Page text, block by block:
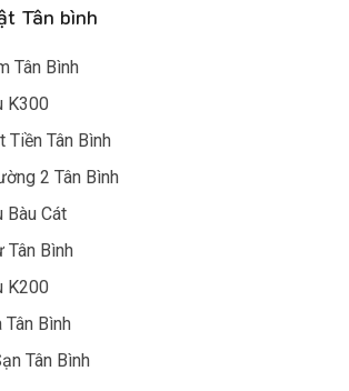
Tân bình
Tân Bình
K300
Tiền Tân Bình
2 Tân Bình
Bàu Cát
Tân Bình
K200
Tân Bình
Tân Bình